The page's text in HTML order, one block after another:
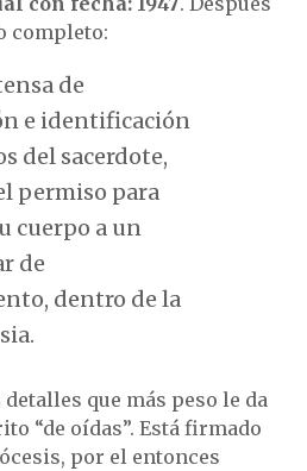
completo:
de
e identificación
del sacerdote,
permiso para
cuerpo a un
de
dentro de la
que más peso le da
“de oídas”. Está firmado
por el entonces